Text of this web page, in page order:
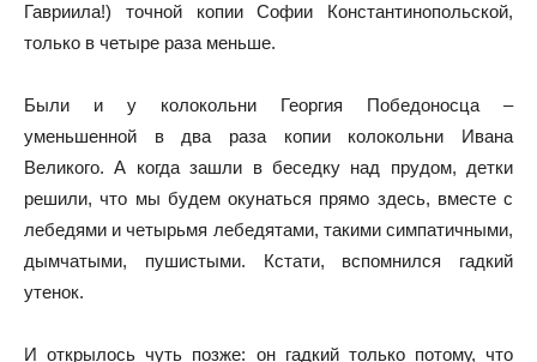
Гавриила!) точной копии Софии Константинопольской,
только в четыре раза меньше.
Были и у колокольни Георгия Победоносца –
уменьшенной в два раза копии колокольни Ивана
Великого. А когда зашли в беседку над прудом, детки
решили, что мы будем окунаться прямо здесь, вместе с
лебедями и четырьмя лебедятами, такими симпатичными,
дымчатыми, пушистыми. Кстати, вспомнился гадкий
утенок.
И открылось чуть позже: он гадкий только потому, что